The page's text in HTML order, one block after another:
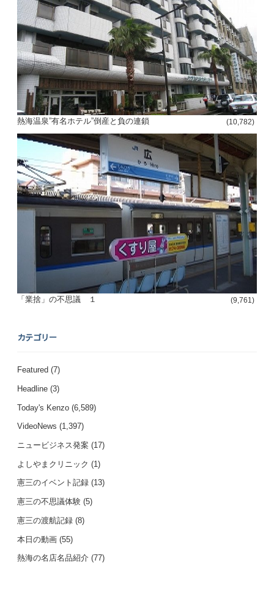
熱海温泉”有名ホテル”倒産と負の連鎖 (10,782)
「業捨」の不思議 １ (9,761)
カテゴリー
Featured (7)
Headline (3)
Today's Kenzo (6,589)
VideoNews (1,397)
ニュービジネス発案 (17)
よしやまクリニック (1)
憲三のイベント記録 (13)
憲三の不思議体験 (5)
憲三の渡航記録 (8)
本日の動画 (55)
熱海の名店名品紹介 (77)